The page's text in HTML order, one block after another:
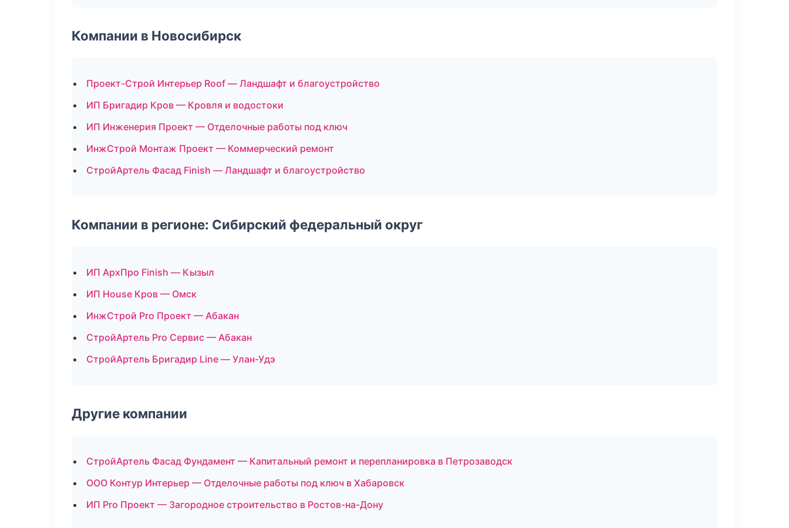
Компании в Новосибирск
Проект-Строй Интерьер Roof — Ландшафт и благоустройство
ИП Бригадир Кров — Кровля и водостоки
ИП Инженерия Проект — Отделочные работы под ключ
ИнжСтрой Монтаж Проект — Коммерческий ремонт
СтройАртель Фасад Finish — Ландшафт и благоустройство
Компании в регионе: Сибирский федеральный округ
ИП АрхПро Finish — Кызыл
ИП House Кров — Омск
ИнжСтрой Pro Проект — Абакан
СтройАртель Pro Сервис — Абакан
СтройАртель Бригадир Line — Улан-Удэ
Другие компании
СтройАртель Фасад Фундамент — Капитальный ремонт и перепланировка в Петрозаводск
ООО Контур Интерьер — Отделочные работы под ключ в Хабаровск
ИП Pro Проект — Загородное строительство в Ростов-на-Дону